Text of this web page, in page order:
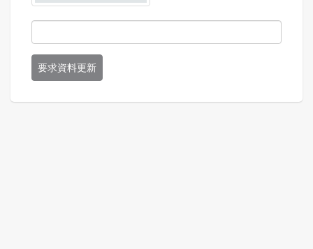
要求資料更新